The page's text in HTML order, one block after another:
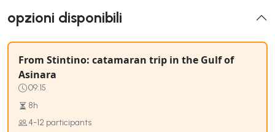
opzioni disponibili
From Stintino: catamaran trip in the Gulf of
Asinara
09:15
8h
4-12 participants